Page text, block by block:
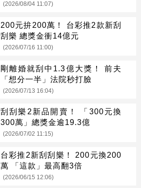
(2026/08/04 11:07)
200元拚200萬！ 台彩推2款新刮
刮樂 總獎金衝14億元
(2026/07/16 11:00)
剛離婚就刮中1.3億大獎！ 前夫
「想分一半」法院秒打臉
(2026/07/13 16:04)
刮刮樂2新品開賣！ 「300元換
300萬」總獎金逾19.3億
(2026/07/02 11:15)
台彩推2新刮刮樂！ 200元換200
萬 「這款」最高翻3倍
(2026/06/15 12:06)